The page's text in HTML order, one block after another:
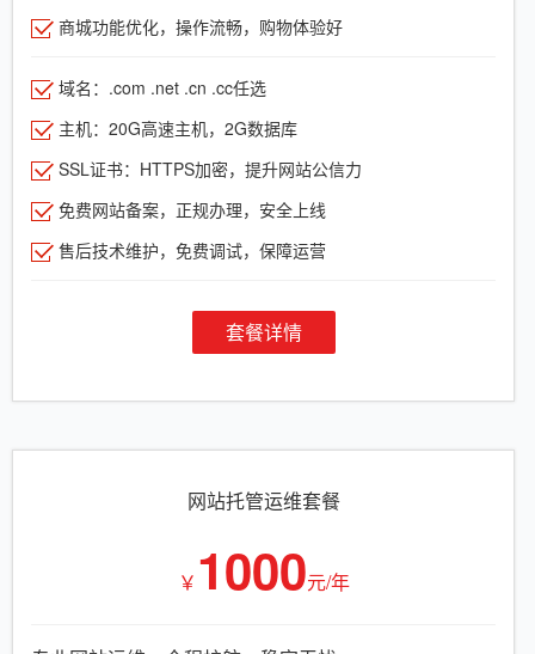
商城功能优化，操作流畅，购物体验好
域名：.com .net .cn .cc任选
主机：20G高速主机，2G数据库
SSL证书：HTTPS加密，提升网站公信力
免费网站备案，正规办理，安全上线
售后技术维护，免费调试，保障运营
套餐详情
网站托管运维套餐
￥ 1000元/年